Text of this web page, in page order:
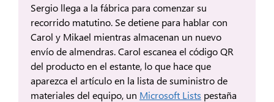
Sergio llega a la fábrica para comenzar su
recorrido matutino. Se detiene para hablar con
Carol y Mikael mientras almacenan un nuevo
envío de almendras. Carol escanea el código QR
del producto en el estante, lo que hace que
aparezca el artículo en la lista de suministro de
materiales del equipo, un Microsoft Lists pestaña